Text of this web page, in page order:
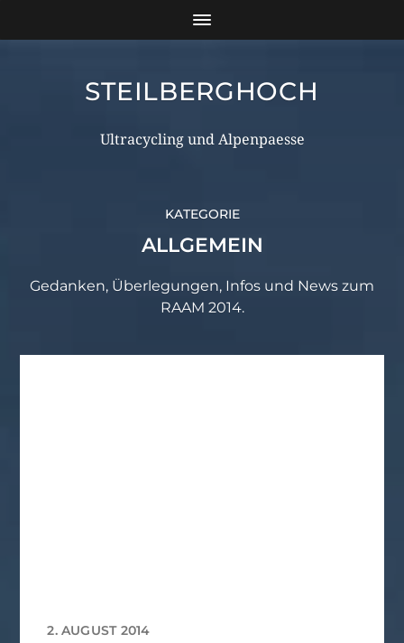
STEILBERGHOCH
Ultracycling und Alpenpaesse
KATEGORIE
ALLGEMEIN
Gedanken, Überlegungen, Infos und News zum
RAAM 2014.
2. AUGUST 2014